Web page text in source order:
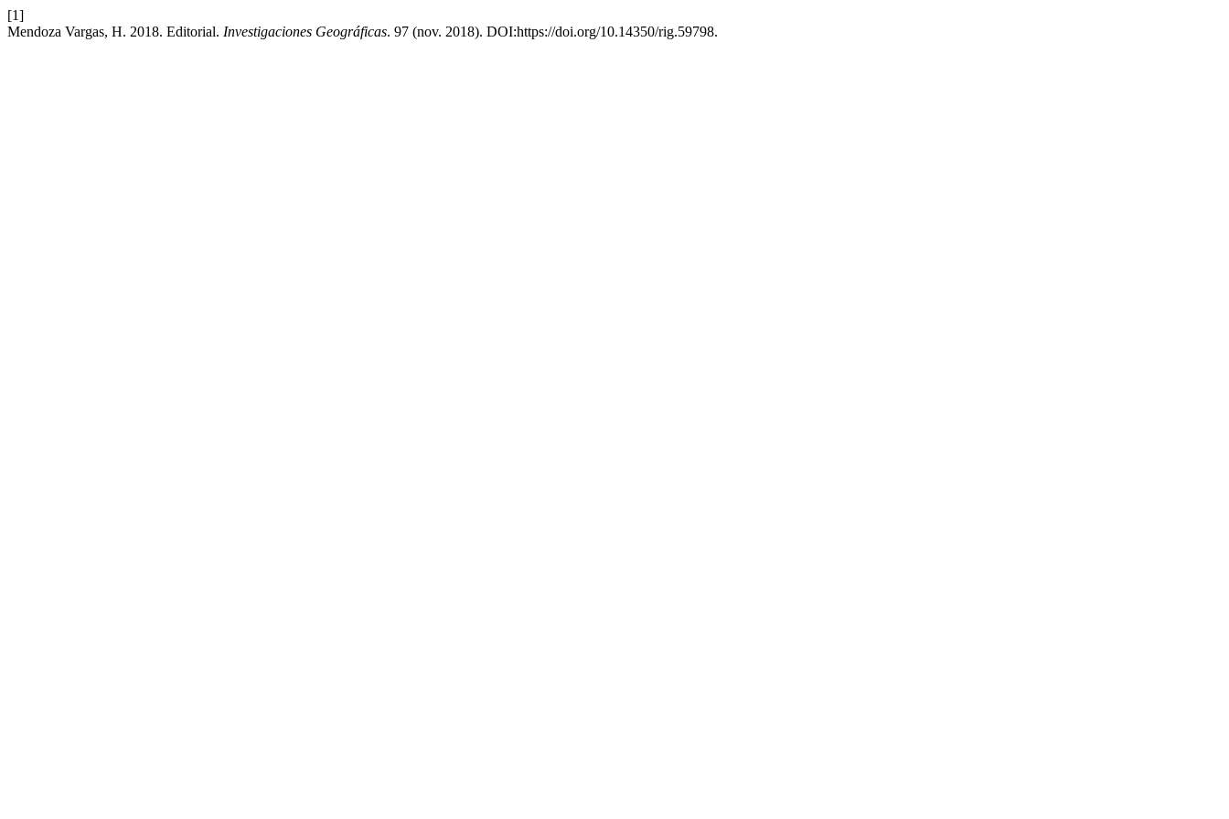
[1]
Mendoza Vargas, H. 2018. Editorial. Investigaciones Geográficas. 97 (nov. 2018). DOI:https://doi.org/10.14350/rig.59798.